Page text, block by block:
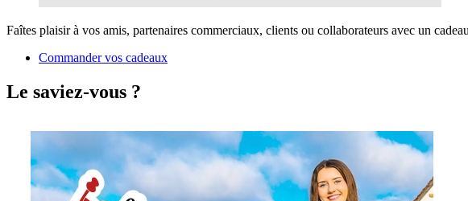
Faîtes plaisir à vos amis, partenaires commerciaux, clients ou collaborateurs avec un
Commander vos cadeaux
Le saviez-vous ?